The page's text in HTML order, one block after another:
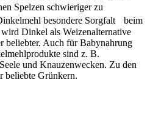
Spelzen schwieriger zu
besondere Sorgfalt beim
Dinkel als Weizenalternative
beliebter. Auch für Babynahrung
sind z. B.
und Knauzenwecken. Zu den
beliebte Grünkern.